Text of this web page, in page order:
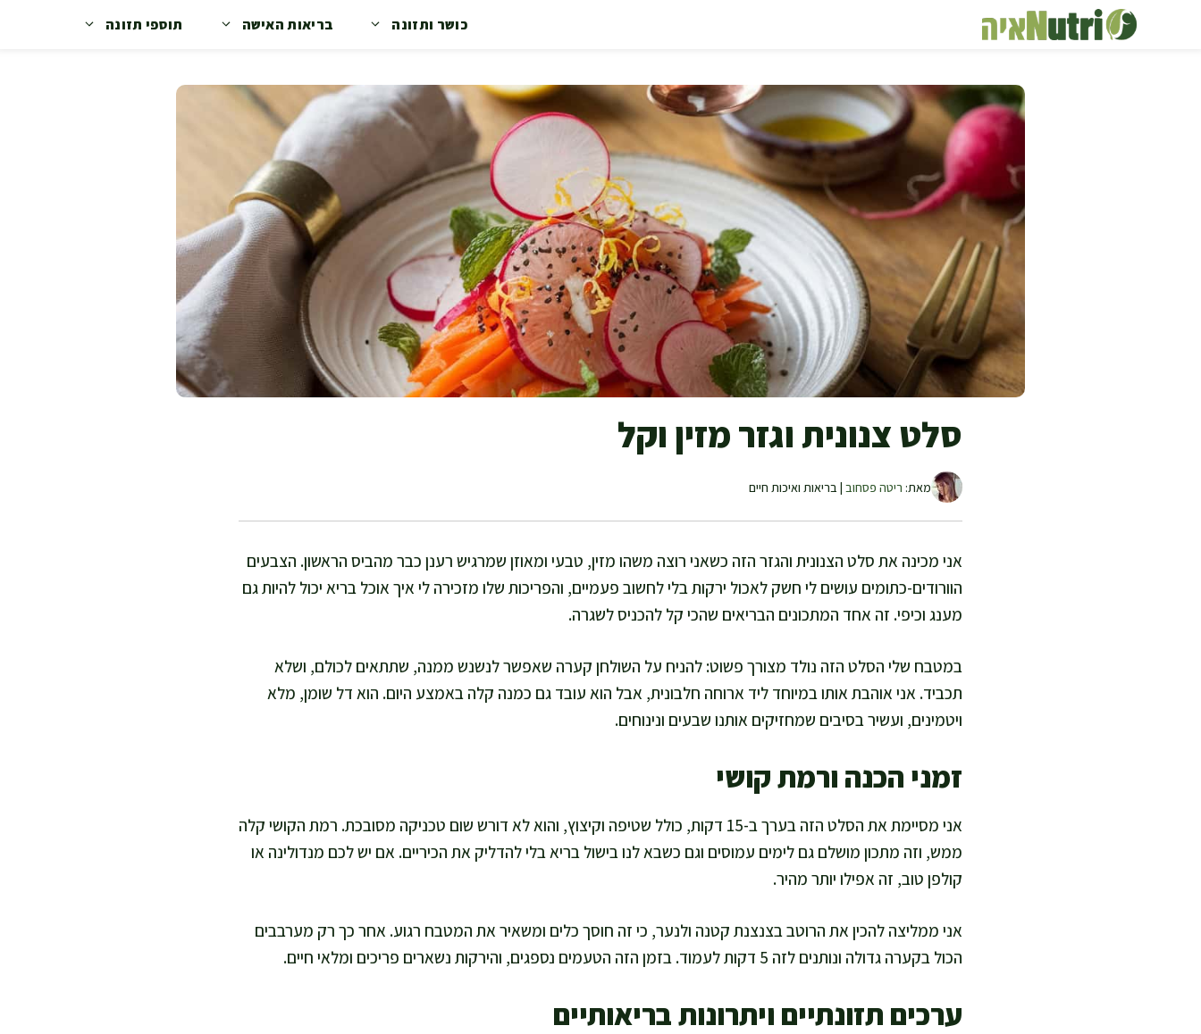
כושר ותזונה בריאות האישה תוספי תזונה
סלט צנונית וגזר מזין וקל
מאת: ריטה פסחוב | בריאות ואיכות חיים
אני מכינה את סלט הצנונית והגזר הזה כשאני רוצה משהו מזין, טבעי ומאוזן שמרגיש רענן כבר מהביס הראשון. הצבעים
הוורודים-כתומים עושים לי חשק לאכול ירקות בלי לחשוב פעמיים, והפריכות שלו מזכירה לי איך אוכל בריא יכול להיות גם
מענג וכיפי. זה אחד המתכונים הבריאים שהכי קל להכניס לשגרה.
במטבח שלי הסלט הזה נולד מצורך פשוט: להניח על השולחן קערה שאפשר לנשנש ממנה, שתתאים לכולם, ושלא
תכביד. אני אוהבת אותו במיוחד ליד ארוחה חלבונית, אבל הוא עובד גם כמנה קלה באמצע היום. הוא דל שומן, מלא
ויטמינים, ועשיר בסיבים שמחזיקים אותנו שבעים ונינוחים.
זמני הכנה ורמת קושי
אני מסיימת את הסלט הזה בערך ב-15 דקות, כולל שטיפה וקיצוץ, והוא לא דורש שום טכניקה מסובכת. רמת הקושי קלה
ממש, וזה מתכון מושלם גם לימים עמוסים וגם כשבא לנו בישול בריא בלי להדליק את הכיריים. אם יש לכם מנדולינה או
קולפן טוב, זה אפילו יותר מהיר.
אני ממליצה להכין את הרוטב בצנצנת קטנה ולנער, כי זה חוסך כלים ומשאיר את המטבח רגוע. אחר כך רק מערבבים
הכול בקערה גדולה ונותנים לזה 5 דקות לעמוד. בזמן הזה הטעמים נספגים, והירקות נשארים פריכים ומלאי חיים.
ערכים תזונתיים ויתרונות בריאותיים